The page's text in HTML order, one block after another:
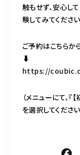
触もせず、安心し
験してみてくださ
ご予約はこちらか
⬇️
https://
（メニューにて、
を選択してください